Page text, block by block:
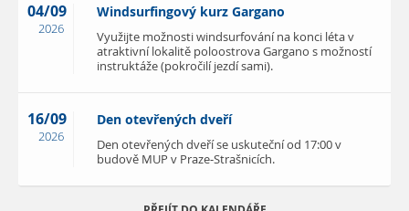
04/09
2026
Windsurfingový kurz Gargano
Využijte možnosti windsurfování na konci léta v
atraktivní lokalitě poloostrova Gargano s možností
instruktáže (pokročilí jezdí sami).
16/09
2026
Den otevřených dveří
Den otevřených dveří se uskuteční od 17:00 v
budově MUP v Praze-Strašnicích.